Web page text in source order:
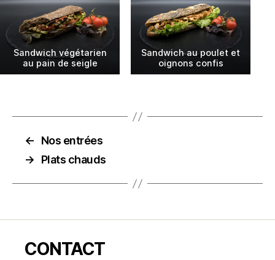
Sandwich végétarien
au pain de seigle
Sandwich au poulet et
oignons confis
←
Nos entrées
→
Plats chauds
CONTACT